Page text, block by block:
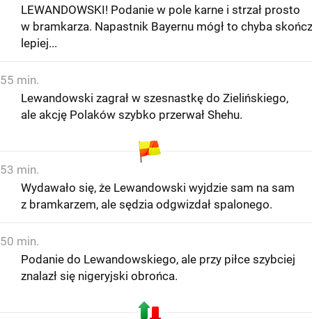
LEWANDOWSKI! Podanie w pole karne i strzał prosto
w bramkarza. Napastnik Bayernu mógł to chyba
lepiej...
55 min.
Lewandowski zagrał w szesnastkę do Zielińskiego,
ale akcję Polaków szybko przerwał Shehu.
53 min.
Wydawało się, że Lewandowski wyjdzie sam na sam
z bramkarzem, ale sędzia odgwizdał spalonego.
50 min.
Podanie do Lewandowskiego, ale przy piłce szybciej
znalazł się nigeryjski obrońca.